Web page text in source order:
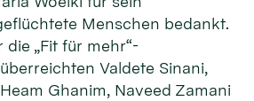
Menschen bedankt.
„Fit für mehr“-
Valdete Sinani,
Ghanim, Naveed Zamani